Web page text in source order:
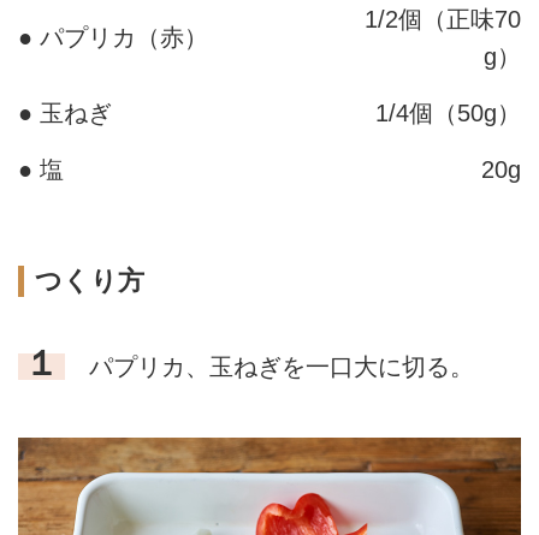
● パプリカ（赤）
1/2個（正味70
g）
● 玉ねぎ 1/4個（50g）
● 塩 20g
つくり方
１ パプリカ、玉ねぎを一口大に切る。